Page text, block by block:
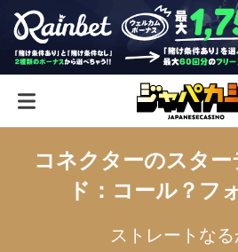
コネクターのスタ
ド：コール？フ
ストレートなる